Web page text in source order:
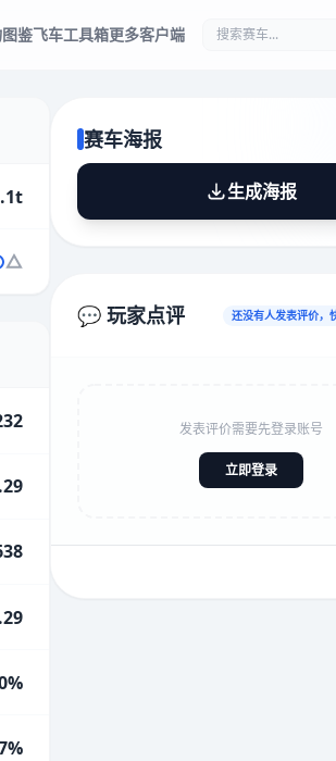
鉴飞车工具箱更多客户端
赛车海报
生成海报
💬 玩家点评 还没有人发表评价，
发表评价需要先登录账号
立即登录